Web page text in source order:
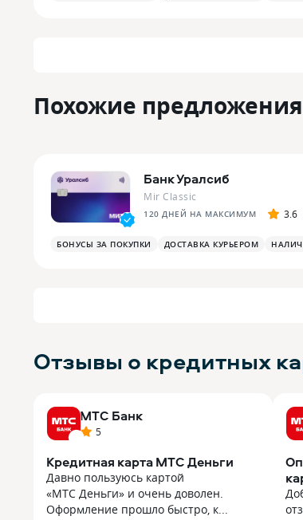
Похожие
Банк Уралсиб
Mir Classic
120 ДНЕЙ НА МАКСИМУМ 3.6
БОНУСЫ ЗА ПОКУПКИ ДОСТАВКА КУРЬЕРОМ
Отзывы о кредитных
МТС Банк
5
Кредитная карта МТС Деньги
Давно пользуюсь картой
«МТС Деньги» и очень доволен.
Оформление прошло быстро, к...